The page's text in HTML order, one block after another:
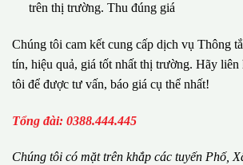
trên thị trường. Thu đúng giá
Chúng tôi cam kết cung cấp dịch vụ Thông
tín, hiệu quả, giá tốt nhất thị trường. Hãy liên
tôi để được tư vấn, báo giá cụ thể nhất!
Tổng đài: 0388.444.445
Chúng tôi có mặt trên khắp các tuyến Phố,